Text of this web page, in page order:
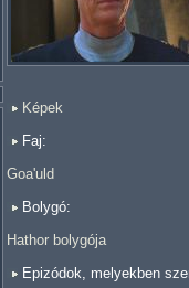
Képek
Faj:
Goa'uld
Bolygó:
Hathor bolygója
Epizódok, melyekben